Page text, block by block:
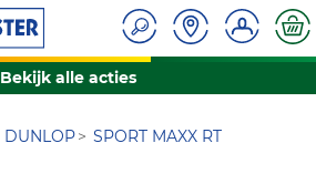
Bekijk alle acties
DUNLOP
SPORT MAXX RT